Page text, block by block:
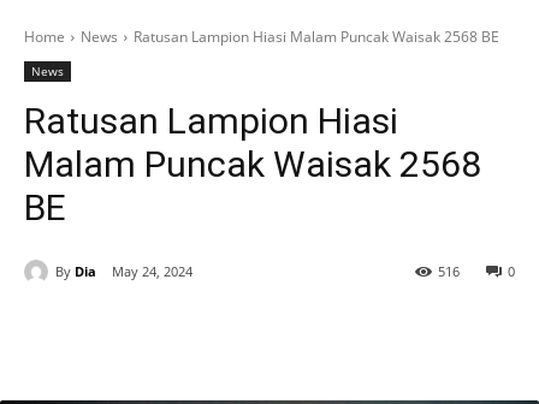
Home News Ratusan Lampion Hiasi Malam Puncak Waisak 2568 BE
News
Ratusan Lampion Hiasi
Malam Puncak Waisak 2568
BE
By Dia May 24, 2024 0
516